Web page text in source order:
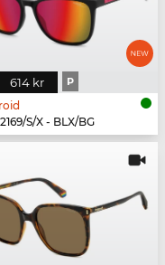
614 kr P
S/X - BLX/BG